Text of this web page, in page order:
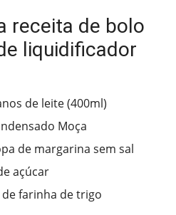
receita de bolo
liquidificador
de leite (400ml)
Moça
de margarina sem sal
açúcar
farinha de trigo